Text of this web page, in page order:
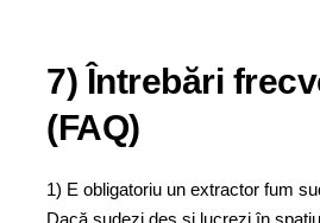
7) Întrebări
(FAQ)
1) E obligatoriu un extractor fum
Dacă sudezi des și lucrezi în